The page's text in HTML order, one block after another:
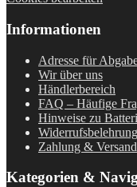
Informationen
Adresse für
Wir über uns
Händlerbereich
FAQ – Häufige
Hinweise zu
Widerrufsbelehrung
Zahlung & Versand
Kategorien &